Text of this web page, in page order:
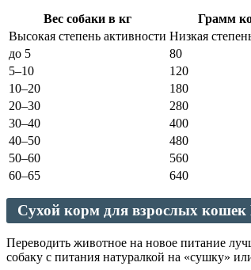
Вес собаки в кг
Грамм
Высокая степень активности Низкая
до 5
80
5–10
120
10–20
180
20–30
280
30–40
400
40–50
480
50–60
560
60–65
640
Сухой корм для взрослых кошек
Переводить животное на новое питание
собаку с питания натуралкой на «сушку»